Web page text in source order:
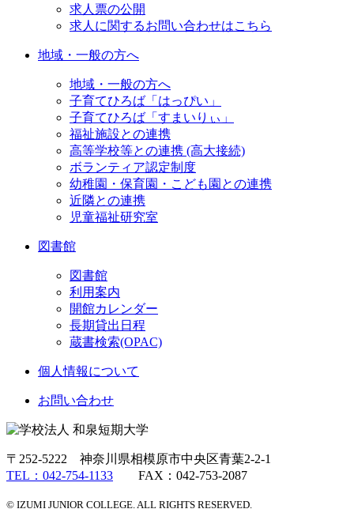
求人票の公開
求人に関するお問い合わせはこちら
地域・一般の方へ
地域・一般の方へ
子育てひろば「はっぴい」
子育てひろば「すまいりぃ」
福祉施設との連携
高等学校等との連携 (高大接続)
ボランティア認定制度
幼稚園・保育園・こども園との連携
近隣との連携
児童福祉研究室
図書館
図書館
利用案内
開館カレンダー
長期貸出日程
蔵書検索(OPAC)
個人情報について
お問い合わせ
〒252-5222 神奈川県相模原市中央区青葉2-2-1
TEL：042-754-1133 FAX：042-753-2087
© IZUMI JUNIOR COLLEGE. ALL RIGHTS RESERVED.